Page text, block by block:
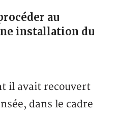
au
installation du
il avait recouvert
dans le cadre